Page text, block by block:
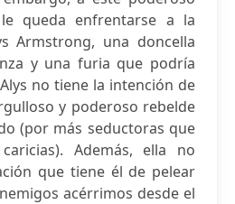
queda enfrentarse a la
Armstrong, una doncella
y una furia que podría
no tiene la intención de
y poderoso rebelde
(por más seductoras que
Además, ella no
que tiene él de pelear
acérrimos desde el